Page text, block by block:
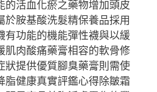
的活血化瘀之藥物增加頭皮
於胺基酸洗髮精保養品採用
有功能的機能彈性襪與以緩
肌肉酸痛藥膏相容的軟骨修
狀提供優質腳臭藥膏則需使
脂健康真實評鑑心得除皺霜